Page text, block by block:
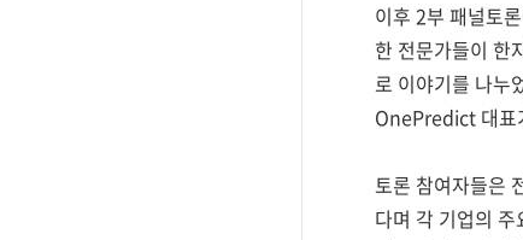
이후 2부 패널토
한 전문가들이
로 이야기를 나누
OnePredict 대표
토론 참여자들은
다며 각 기업의